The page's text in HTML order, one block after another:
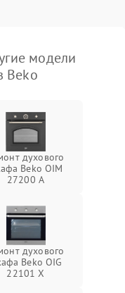
модели
Beko
духового
Beko OIM
27200 A
духового
Beko OIG
22101 X